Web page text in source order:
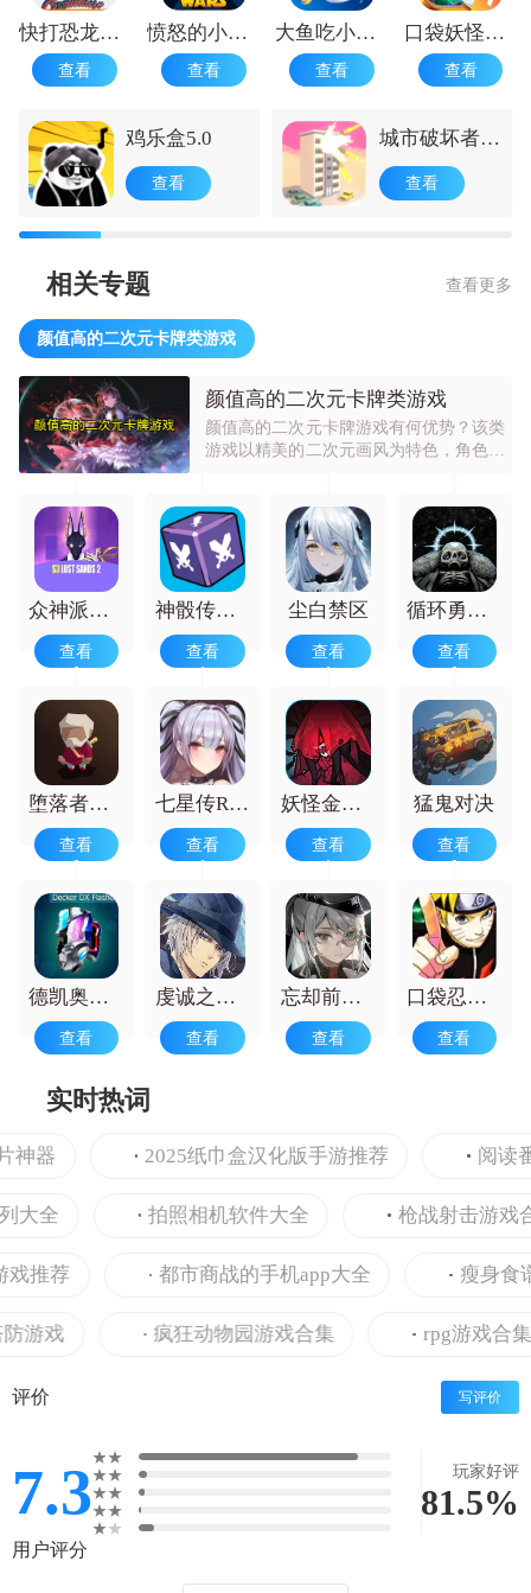
快打恐龙正版
查看
愤怒的小鸟星球大战1.9.25
查看
大鱼吃小鱼游戏手机版 手机版
查看
口袋妖怪起源心金安卓版
查看
鸡乐盒5.0
查看
城市破坏者免
查看
相关专题 查看更多
颜值高的二次元卡牌类游戏
颜值高的二次元卡牌类游戏
颜值高的二次元卡牌游戏有何优势？该类
游戏以精美的二次元画风为特色，角色立
战斗。融入策略元素，在 PVP 和 PVE 中
展现策略智慧，搭配精彩剧情，带来视觉
和策略的双重享受。
众神派对国际服(Dislyte) 安卓版
查看
神骰传说完整版
查看
尘白禁区
查看
循环勇士手机版
查看
堕落者的遗物最新版
查看
七星传ReRISE
查看
妖怪金手指
查看
猛鬼对决
查看
德凯奥特曼模拟器
查看
虔诚之花的晚钟
查看
忘却前夜正版
查看
口袋忍者最新版
查看
实时热词
2025纸巾盒汉化版手游推荐 阅读番
拍照相机软件大全 枪战射击游戏合集
荐 都市商战的手机app大全 瘦身食谱的
戏 疯狂动物园游戏合集 rpg游戏合集
评价 写评价
7.3 玩家好评
81.5%
用户评分